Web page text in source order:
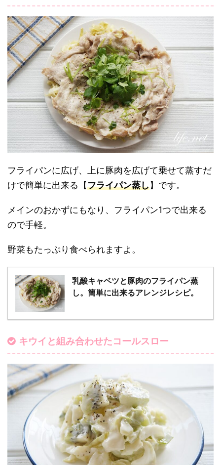
フライパンに広げ、上に豚肉を広げて乗せて蒸すだ
けで簡単に出来る【フライパン蒸し】です。
メインのおかずにもなり、フライパン1つで出来る
ので手軽。
野菜もたっぷり食べられますよ。
乳酸キャベツと豚肉のフライパン蒸
し。簡単に出来るアレンジレシピ。
キウイと組み合わせたコールスロー